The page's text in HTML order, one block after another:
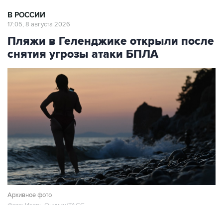
В РОССИИ
17:05, 8 августа 2026
Пляжи в Геленджике открыли после
снятия угрозы атаки БПЛА
Архивное фото